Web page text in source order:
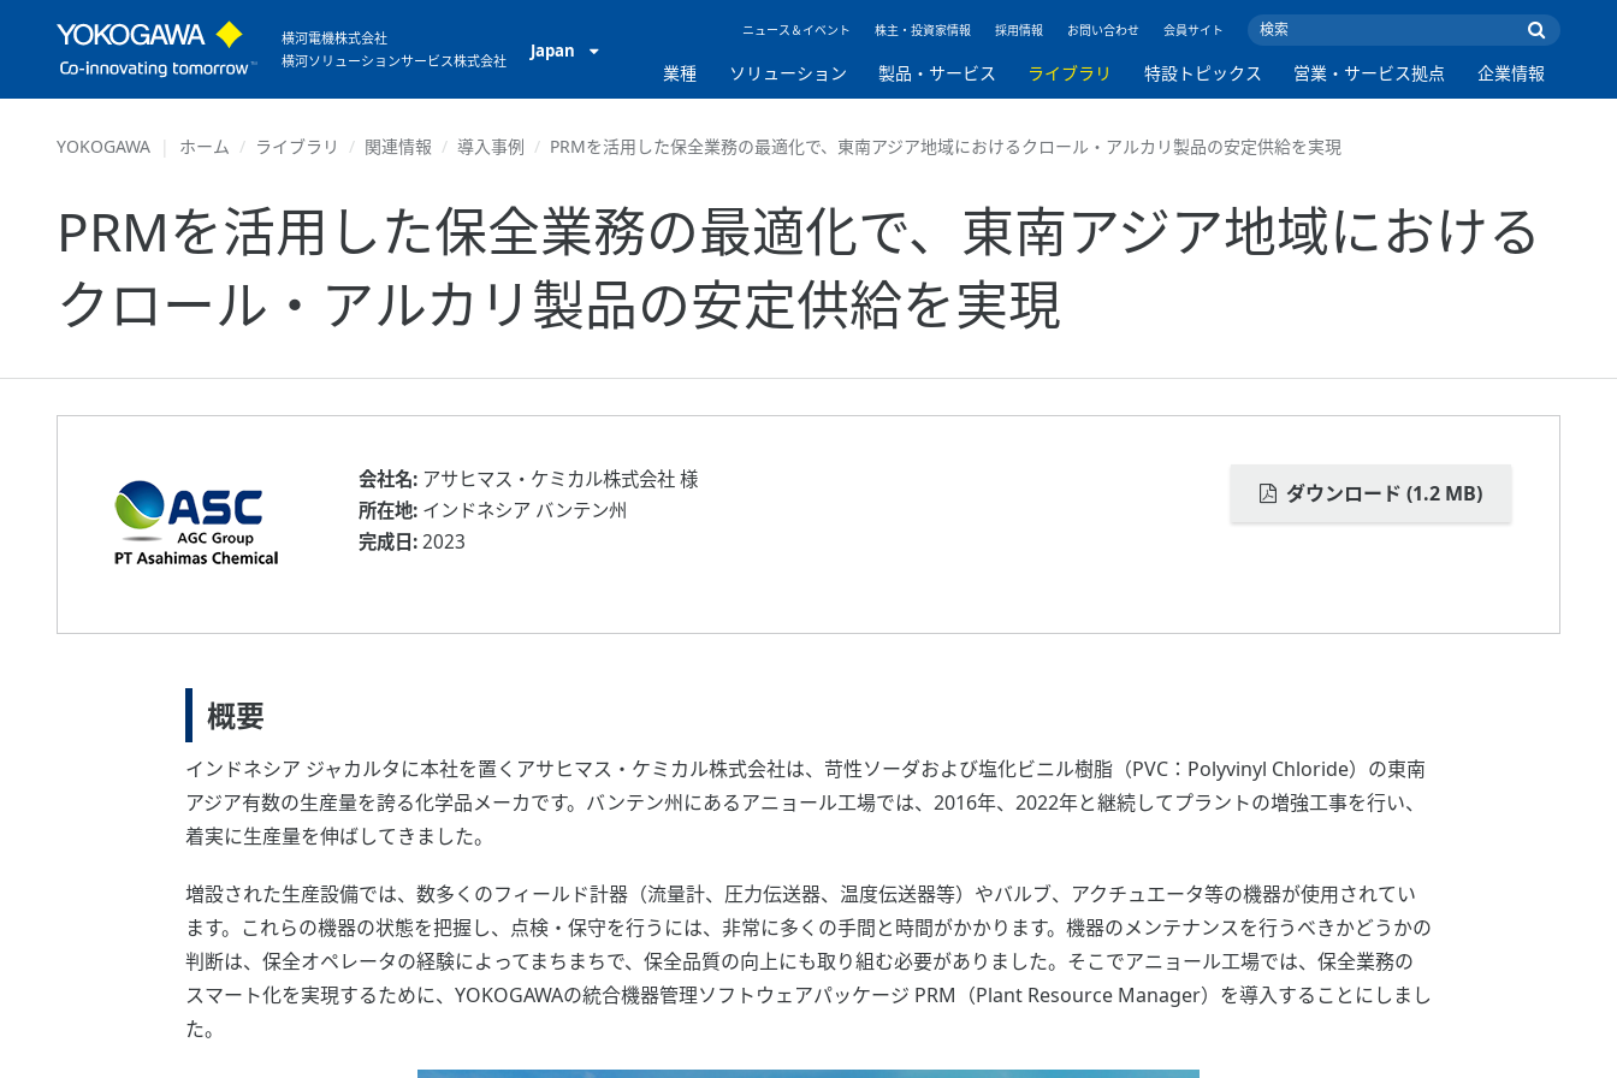
横河電機株式会社
横河ソリューションサービス株式会社
Japan
ニュース＆イベント 株主・投資家情報 採用情報 お問い合わせ 会員サイト
業種 ソリューション 製品・サービス ライブラリ 特設トピックス 営業・サービス拠点 企業情報
YOKOGAWA ホーム ライブラリ 関連情報 導入事例 PRMを活用した保全業務の最適化で、東南アジア地域におけるクロール・アルカリ製品の安定供給を実現
PRMを活用した保全業務の最適化で、東南アジア地域における
クロール・アルカリ製品の安定供給を実現
会社名: アサヒマス・ケミカル株式会社 様
所在地: インドネシア バンテン州
完成日:2023
ダウンロード (1.2 MB)
概要
インドネシア ジャカルタに本社を置くアサヒマス・ケミカル株式会社は、苛性ソーダおよび塩化ビニル樹脂（PVC：Polyvinyl Chloride）の東南
アジア有数の生産量を誇る化学品メーカです。バンテン州にあるアニョール工場では、2016年、2022年と継続してプラントの増強工事を行い、
着実に生産量を伸ばしてきました。
増設された生産設備では、数多くのフィールド計器（流量計、圧力伝送器、温度伝送器等）やバルブ、アクチュエータ等の機器が使用されてい
ます。これらの機器の状態を把握し、点検・保守を行うには、非常に多くの手間と時間がかかります。機器のメンテナンスを行うべきかどうかの
判断は、保全オペレータの経験によってまちまちで、保全品質の向上にも取り組む必要がありました。そこでアニョール工場では、保全業務の
スマート化を実現するために、YOKOGAWAの統合機器管理ソフトウェアパッケージ PRM（Plant Resource Manager）を導入することにしまし
た。